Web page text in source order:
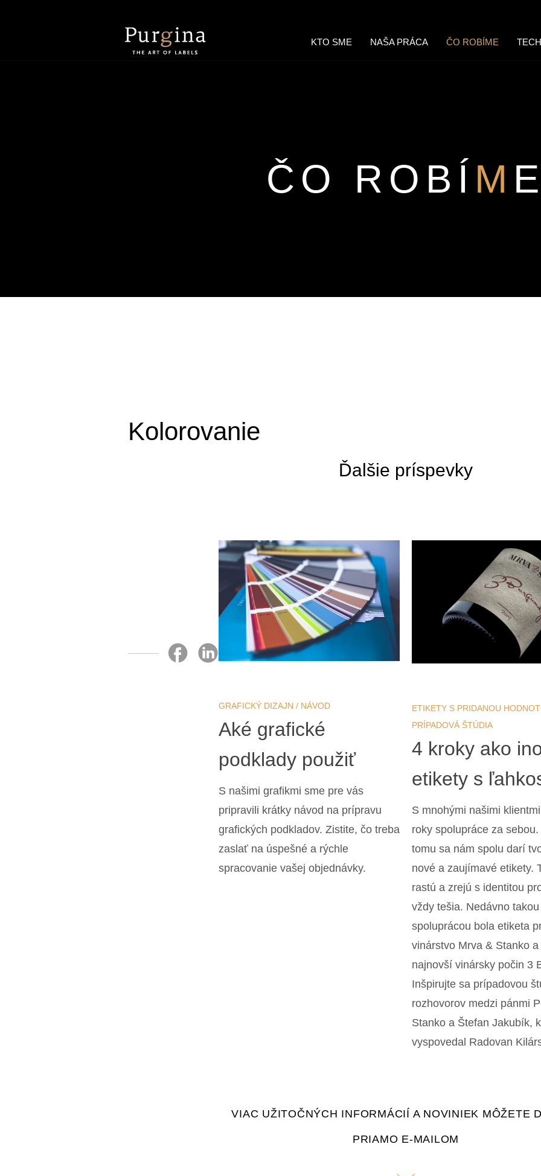
KTO SME NAŠA PRÁCA ČO ROBÍME
ČO ROBÍ M E
Kolorovanie
Ďalšie príspevky
GRAFICKÝ DIZAJN / NÁVOD
Aké grafické
podklady použiť
S našimi grafikmi sme pre vás
pripravili krátky návod na prípravu
grafických podkladov. Zistite, čo treba
zaslať na úspešné a rýchle
spracovanie vašej objednávky.
ETIKETY S PRIDANOU
PRÍPADOVÁ ŠTÚDIA
4 kroky ako
etikety s
S mnohými našimi
roky spolupráce za
tomu sa nám spolu darí
nové a zaujímavé etikety.
rastú a zrejú s identitou
vždy tešia. Nedávno takou
spoluprácou bola etiketa
vinárstvo Mrva & Stanko a
najnovší vinársky počin 3
Inšpirujte sa prípadovou
rozhovorov medzi pánmi
Stanko a Štefan Jakubík,
vyspovedal Radovan
VIAC UŽITOČNÝCH INFORMÁCIÍ A NOVINIEK MÔŽETE
PRIAMO E-MAILOM